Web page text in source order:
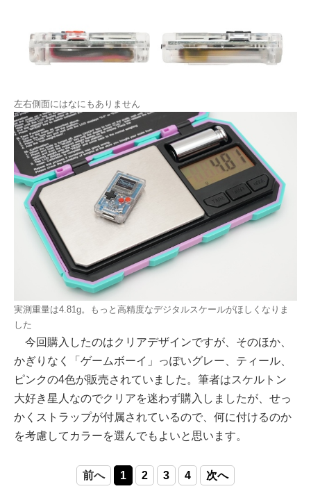
左右側面にはなにもありません
実測重量は4.81g。もっと高精度なデジタルスケールがほしくなりま
した
今回購入したのはクリアデザインですが、そのほか、
かぎりなく「ゲームボーイ」っぽいグレー、ティール、
ピンクの4色が販売されていました。筆者はスケルトン
大好き星人なのでクリアを迷わず購入しましたが、せっ
かくストラップが付属されているので、何に付けるのか
を考慮してカラーを選んでもよいと思います。
前へ 1 2 3 4 次へ